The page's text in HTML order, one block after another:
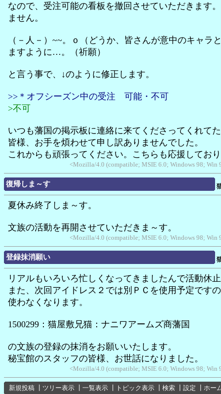
なので、受注可能の看板を撤回させていただきます
ません。
（－人－）~~。ｏ（どうか、皆さんが意中のキャラ
ますように…。（祈願）
と言う事で、↓のように修正します。
>>＊オフシーズン中の受注 可能・不可
>不可
いつも藩国の掲示板に連絡に来てくださってくれて
皆様、お手を煩わせて申し訳ありませんでした。
これからも頑張ってください。こちらも応援してお
<Mozilla/4.0 (compatible; MSIE 6.0; Windows 98;
復帰しま～す
夏休み終了しま～す。
文族の活動を再開させていただきま～す。
<Mozilla/4.0 (compatible; MSIE 6.0; Windows 98;
登録抹消願い
リアルもいろいろ忙しくなってきましたんで活動休
また、次回アイドレス２では別ＰＣを使用予定です
使わなくなります。
1500299：猫屋敷兄猫：ナニワアームズ商藩国
の文族の登録の抹消をお願いいたします。
秘宝館のスタッフの皆様、お世話になりました。
<Mozilla/4.0 (compatible; MSIE 6.0; Windows 98;
新規投稿 ツリー表示 一覧表示 トピック表示 検索 設定 ホー